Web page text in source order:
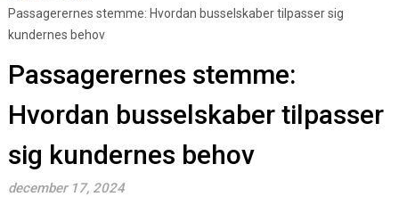
Passagerernes stemme: Hvordan busselskaber tilpasser sig
kundernes behov
Passagerernes stemme:
Hvordan busselskaber tilpasser
sig kundernes behov
december 17, 2024